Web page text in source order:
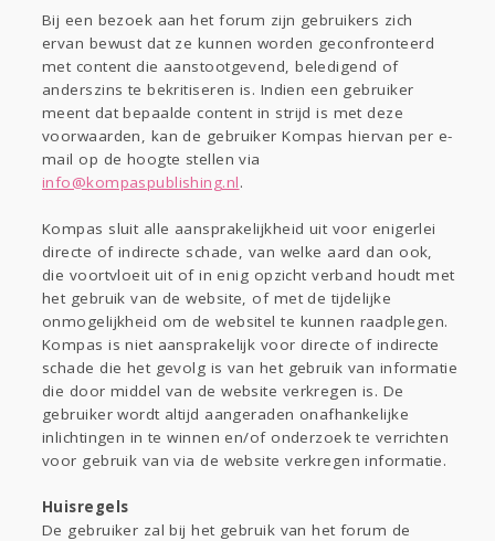
Bij een bezoek aan het forum zijn gebruikers zich
ervan bewust dat ze kunnen worden geconfronteerd
met content die aanstootgevend, beledigend of
anderszins te bekritiseren is. Indien een gebruiker
meent dat bepaalde content in strijd is met deze
voorwaarden, kan de gebruiker Kompas hiervan per e-
mail op de hoogte stellen via
info@kompaspublishing.nl.
Kompas sluit alle aansprakelijkheid uit voor enigerlei
directe of indirecte schade, van welke aard dan ook,
die voortvloeit uit of in enig opzicht verband houdt met
het gebruik van de website, of met de tijdelijke
onmogelijkheid om de websitel te kunnen raadplegen.
Kompas is niet aansprakelijk voor directe of indirecte
schade die het gevolg is van het gebruik van informatie
die door middel van de website verkregen is. De
gebruiker wordt altijd aangeraden onafhankelijke
inlichtingen in te winnen en/of onderzoek te verrichten
voor gebruik van via de website verkregen informatie.
Huisregels
De gebruiker zal bij het gebruik van het forum de